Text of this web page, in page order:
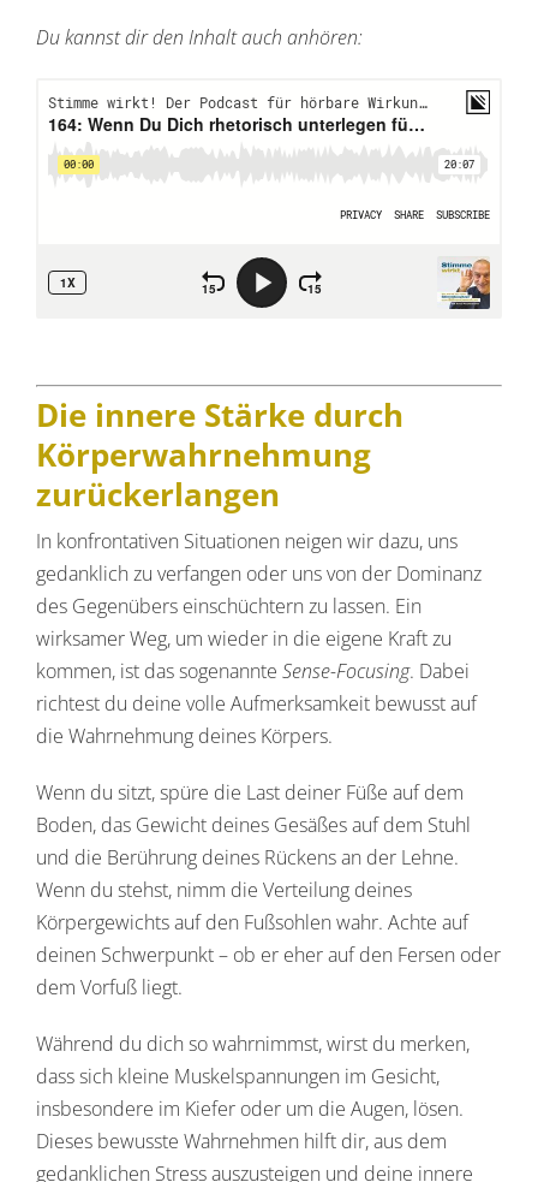
Du kannst dir den Inhalt auch anhören:
Die innere Stärke durch
Körperwahrnehmung
zurückerlangen
In konfrontativen Situationen neigen wir dazu, uns
gedanklich zu verfangen oder uns von der Dominanz
des Gegenübers einschüchtern zu lassen. Ein
wirksamer Weg, um wieder in die eigene Kraft zu
kommen, ist das sogenannte Sense-Focusing. Dabei
richtest du deine volle Aufmerksamkeit bewusst auf
die Wahrnehmung deines Körpers.
Wenn du sitzt, spüre die Last deiner Füße auf dem
Boden, das Gewicht deines Gesäßes auf dem Stuhl
und die Berührung deines Rückens an der Lehne.
Wenn du stehst, nimm die Verteilung deines
Körpergewichts auf den Fußsohlen wahr. Achte auf
deinen Schwerpunkt – ob er eher auf den Fersen oder
dem Vorfuß liegt.
Während du dich so wahrnimmst, wirst du merken,
dass sich kleine Muskelspannungen im Gesicht,
insbesondere im Kiefer oder um die Augen, lösen.
Dieses bewusste Wahrnehmen hilft dir, aus dem
gedanklichen Stress auszusteigen und deine innere